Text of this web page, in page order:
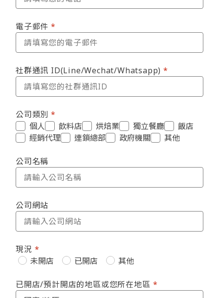
電子郵件
社群通訊 ID(Line/Wechat/Whatsapp)
公司類別
個人
飲料店 烘焙業 獨立餐廳
飯店
經銷代理
連鎖總部 政府機關 其他
公司名稱
公司網站
現況
未開店
已開店 其他
已開店/預計開店的地區或您所在地區